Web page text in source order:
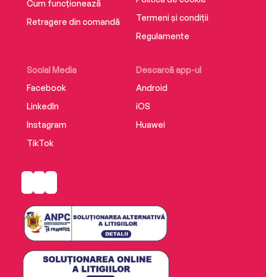
Cum funcționează
Retragere din comandă
Social Media
Facebook
LinkedIn
Instagram
TikTok
Descarcă app-ul
Android
iOS
Huawei
Termeni și condiții
Regulamente